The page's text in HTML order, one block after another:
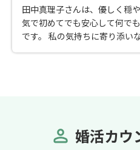
田中真理子さんは、優しく穏
気で初めてでも安心して何で
です。 私の気持ちに寄り添いながら、焦
らせることなく丁寧に耳を傾
され軽くなります。 お陰様で以前より自
分の事を過小評価せず軽やか
婚活カウ